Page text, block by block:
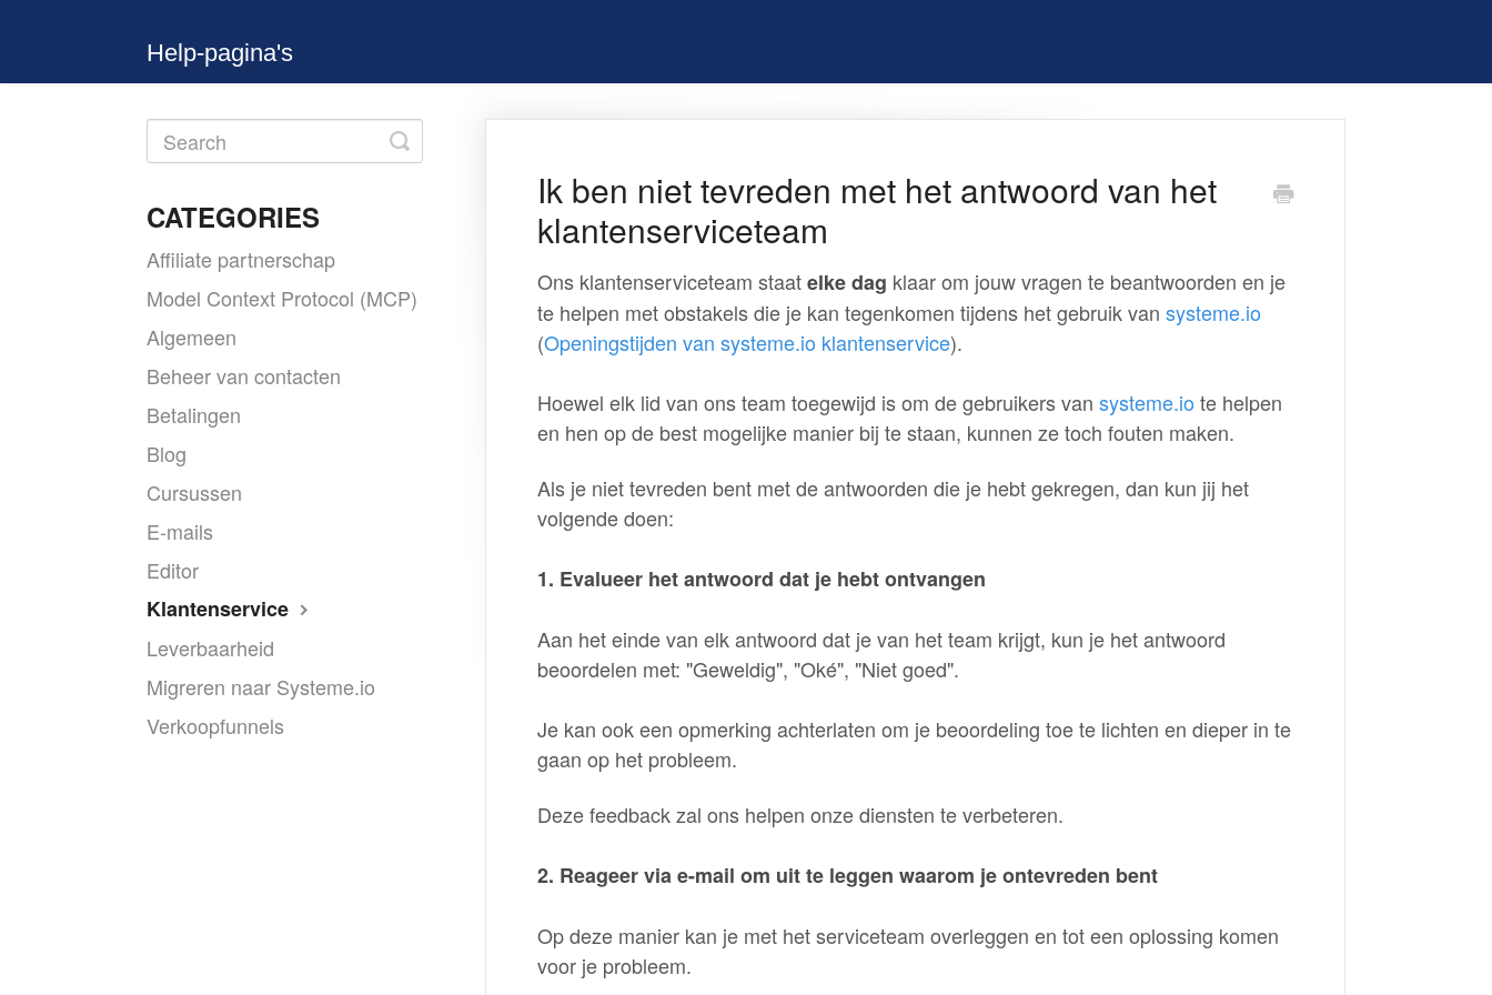
Help-pagina's
Ik ben niet tevreden met het antwoord van het
klantenserviceteam
Ons klantenserviceteam staatelke dag klaar om jouw vragen te beantwoorden en je
te helpen met obstakels die je kan tegenkomen tijdens het gebruik van systeme.io
(Openingstijden van systeme.io klantenservice).
Hoewel elk lid van ons team toegewijd is om de gebruikers van systeme.io te helpen
en hen op de best mogelijke manier bij te staan, kunnen ze toch fouten maken.
Als je niet tevreden bent met de antwoorden die je hebt gekregen, dan kun jij het
volgende doen:
1. Evalueer het antwoord dat je hebt ontvangen
Aan het einde van elk antwoord dat je van het team krijgt, kun je het antwoord
beoordelen met: "Geweldig", "Oké", "Niet goed".
Je kan ook een opmerking achterlaten om je beoordeling toe te lichten en dieper in te
gaan op het probleem.
Deze feedback zal ons helpen onze diensten te verbeteren.
2. Reageer via e-mail om uit te leggen waarom je ontevreden bent
Op deze manier kan je met het serviceteam overleggen en tot een oplossing komen
voor je probleem.
Toggle
Search
CATEGORIES
Affiliate partnerschap
Model Context Protocol (MCP)
Algemeen
Beheer van contacten
Betalingen
Blog
Cursussen
E-mails
Editor
Klantenservice
Leverbaarheid
Migreren naar Systeme.io
Verkoopfunnels